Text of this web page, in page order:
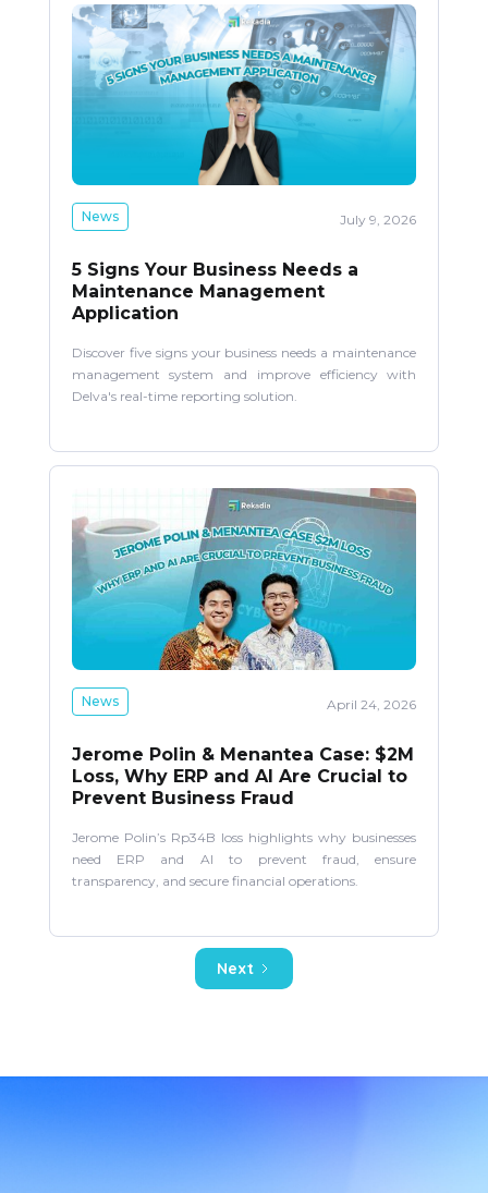
News July 9, 2026
5 Signs Your Business Needs a
Maintenance Management
Application
Discover five signs your business needs a maintenance
management system and improve efficiency with
Delva's real-time reporting solution.
News April 24, 2026
Jerome Polin & Menantea Case: $2M
Loss, Why ERP and AI Are Crucial to
Prevent Business Fraud
Jerome Polin’s Rp34B loss highlights why businesses
need ERP and AI to prevent fraud, ensure
transparency, and secure financial operations.
Next